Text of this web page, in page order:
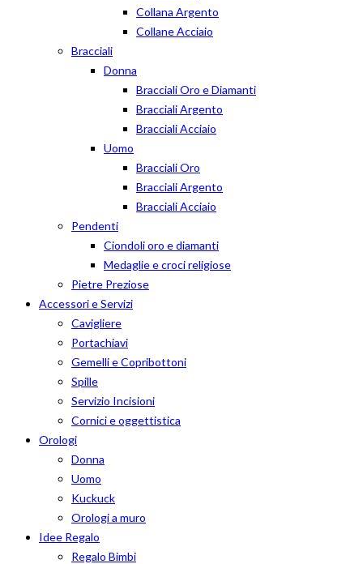
Collana Argento
Collane Acciaio
Bracciali
Donna
Bracciali Oro e Diamanti
Bracciali Argento
Bracciali Acciaio
Uomo
Bracciali Oro
Bracciali Argento
Bracciali Acciaio
Pendenti
Ciondoli oro e diamanti
Medaglie e croci religiose
Pietre Preziose
Accessori e Servizi
Cavigliere
Portachiavi
Gemelli e Copribottoni
Spille
Servizio Incisioni
Cornici e oggettistica
Orologi
Donna
Uomo
Kuckuck
Orologi a muro
Idee Regalo
Regalo Bimbi